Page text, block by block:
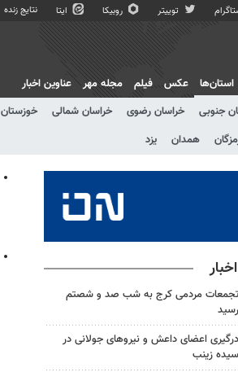
توییتر روبیکا ایتا نتایج زنده
استان‌ها
جنوبی خراسان رضوی خراسان شمالی خوزستان
همدان یزد
عکس فیلم مجله مهر عناوین اخبار
تجمعات مردمی کرج به شب صد و شصتم
رسید
درگیری اعضای داعش و نیروهای جولانی در
سیده زینب